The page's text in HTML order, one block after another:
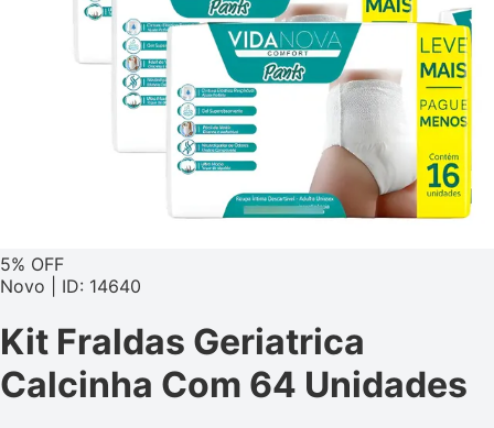
5% OFF
Novo | ID: 14640
Kit Fraldas Geriatrica
Calcinha Com 64 Unidades